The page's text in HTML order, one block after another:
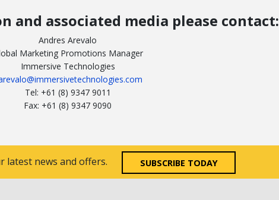
and associated media please contact:
Andres Arevalo
Marketing Promotions Manager
Immersive Technologies
Tel: +61 (8) 9347 9011
Fax: +61 (8) 9347 9090
latest news and offers. SUBSCRIBE TODAY